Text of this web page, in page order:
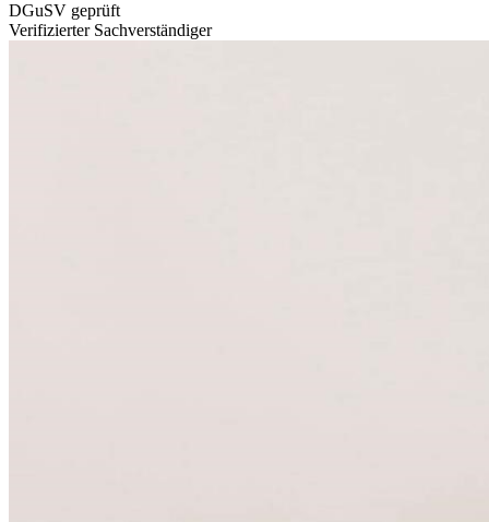
DGuSV geprüft
Verifizierter Sachverständiger